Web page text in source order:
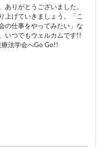
りがとうございました。
上げていきましょう。「こ
の仕事をやってみたい」な
いつでもウェルカムです!!
法学会へGo Go!!